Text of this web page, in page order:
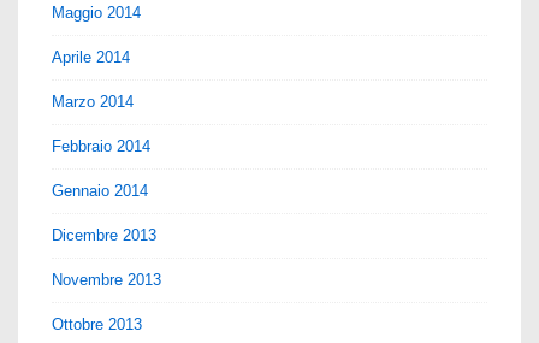
Maggio 2014
Aprile 2014
Marzo 2014
Febbraio 2014
Gennaio 2014
Dicembre 2013
Novembre 2013
Ottobre 2013